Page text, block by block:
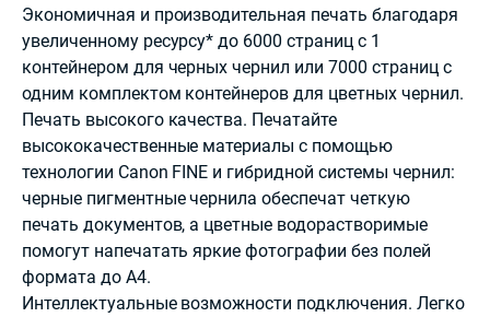
Экономичная и производительная печать благодаря
увеличенному ресурсу* до 6000 страниц с 1
контейнером для черных чернил или 7000 страниц с
одним комплектом контейнеров для цветных чернил.
Печать высокого качества. Печатайте
высококачественные материалы с помощью
технологии Canon FINE и гибридной системы чернил:
черные пигментные чернила обеспечат четкую
печать документов, а цветные водорастворимые
помогут напечатать яркие фотографии без полей
формата до A4.
Интеллектуальные возможности подключения. Легко